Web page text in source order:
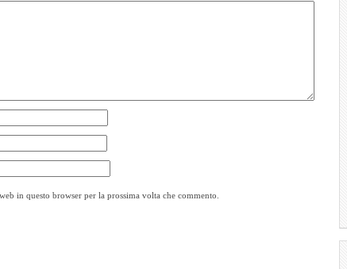
in questo browser per la prossima volta che commento.